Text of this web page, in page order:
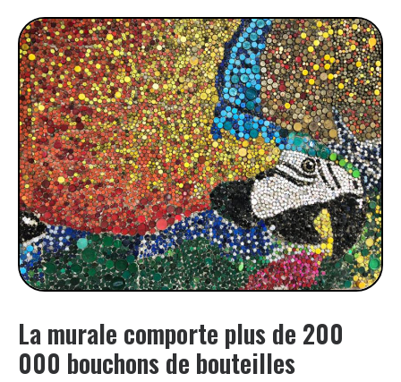
La murale comporte plus de 200
000 bouchons de bouteilles